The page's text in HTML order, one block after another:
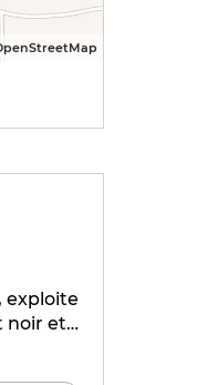
exploite
noir et